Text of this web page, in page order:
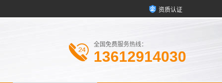
资质认证
全国免费服务热线：
13612914030